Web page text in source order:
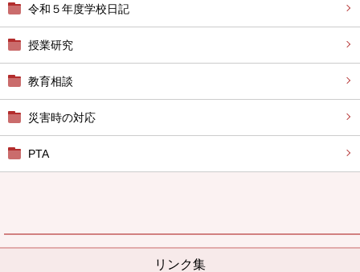
令和５年度学校日記
授業研究
教育相談
災害時の対応
PTA
リンク集